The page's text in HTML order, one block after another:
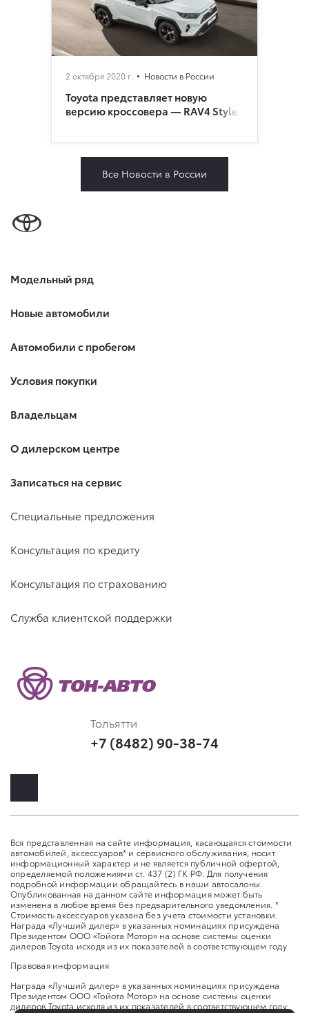
2 октября 2020 г. Новости в России
Toyota представляет новую
версию кроссовера — RAV4 Style
Все Новости в России
Модельный ряд
Новые автомобили
Автомобили с пробегом
Условия покупки
Владельцам
О дилерском центре
Записаться на сервис
Специальные предложения
Консультация по кредиту
Консультация по страхованию
Служба клиентской поддержки
Тольятти
+7 (8482) 90-38-74
Вся представленная на сайте информация, касающаяся стоимости
автомобилей, аксессуаров* и сервисного обслуживания, носит
информационный характер и не является публичной офертой,
определяемой положениями ст. 437 (2) ГК РФ. Для получения
подробной информации обращайтесь в наши автосалоны.
Опубликованная на данном сайте информация может быть
изменена в любое время без предварительного уведомления. *
Стоимость аксессуаров указана без учета стоимости установки.
Награда «Лучший дилер» в указанных номинациях присуждена
Президентом ООО «Тойота Мотор» на основе системы оценки
дилеров Toyota исходя из их показателей в соответствующем году
Правовая информация
Награда «Лучший дилер» в указанных номинациях присуждена
Президентом ООО «Тойота Мотор» на основе системы оценки
дилеров Toyota исходя из их показателей в соответствующем году.